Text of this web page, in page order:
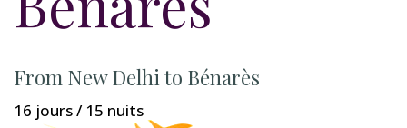
From New Delhi to Bénarès
16 jours / 15 nuits